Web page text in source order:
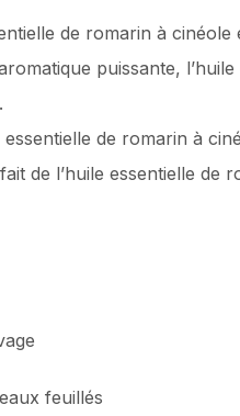
de romarin à
puissante,
essentielle de romarin à
de l’huile essentielle de
feuillés